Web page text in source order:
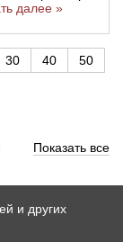
далее »
30 40
50
клинком,
Показать все
и других